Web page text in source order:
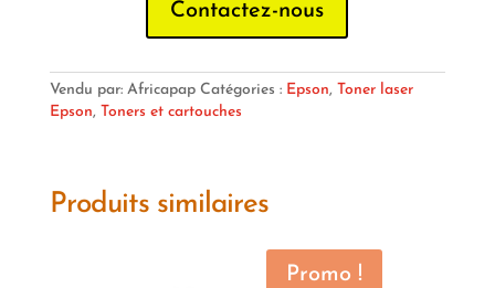
Contactez-nous
Vendu par: Africapap Catégories : Epson, Toner laser
Epson, Toners et cartouches
Produits similaires
Promo !